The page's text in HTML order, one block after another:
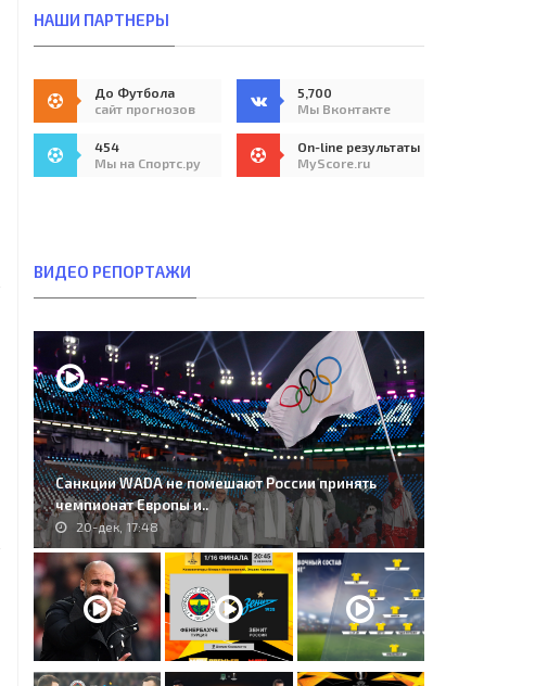
НАШИ ПАРТНЕРЫ
До Футбола
сайт прогнозов
5,700
Мы Вконтакте
454
Мы на Спортс.ру
On-line результаты
MyScore.ru
ВИДЕО РЕПОРТАЖИ
Санкции WADA не помешают России принять
чемпионат Европы и..
20-дек, 17:48